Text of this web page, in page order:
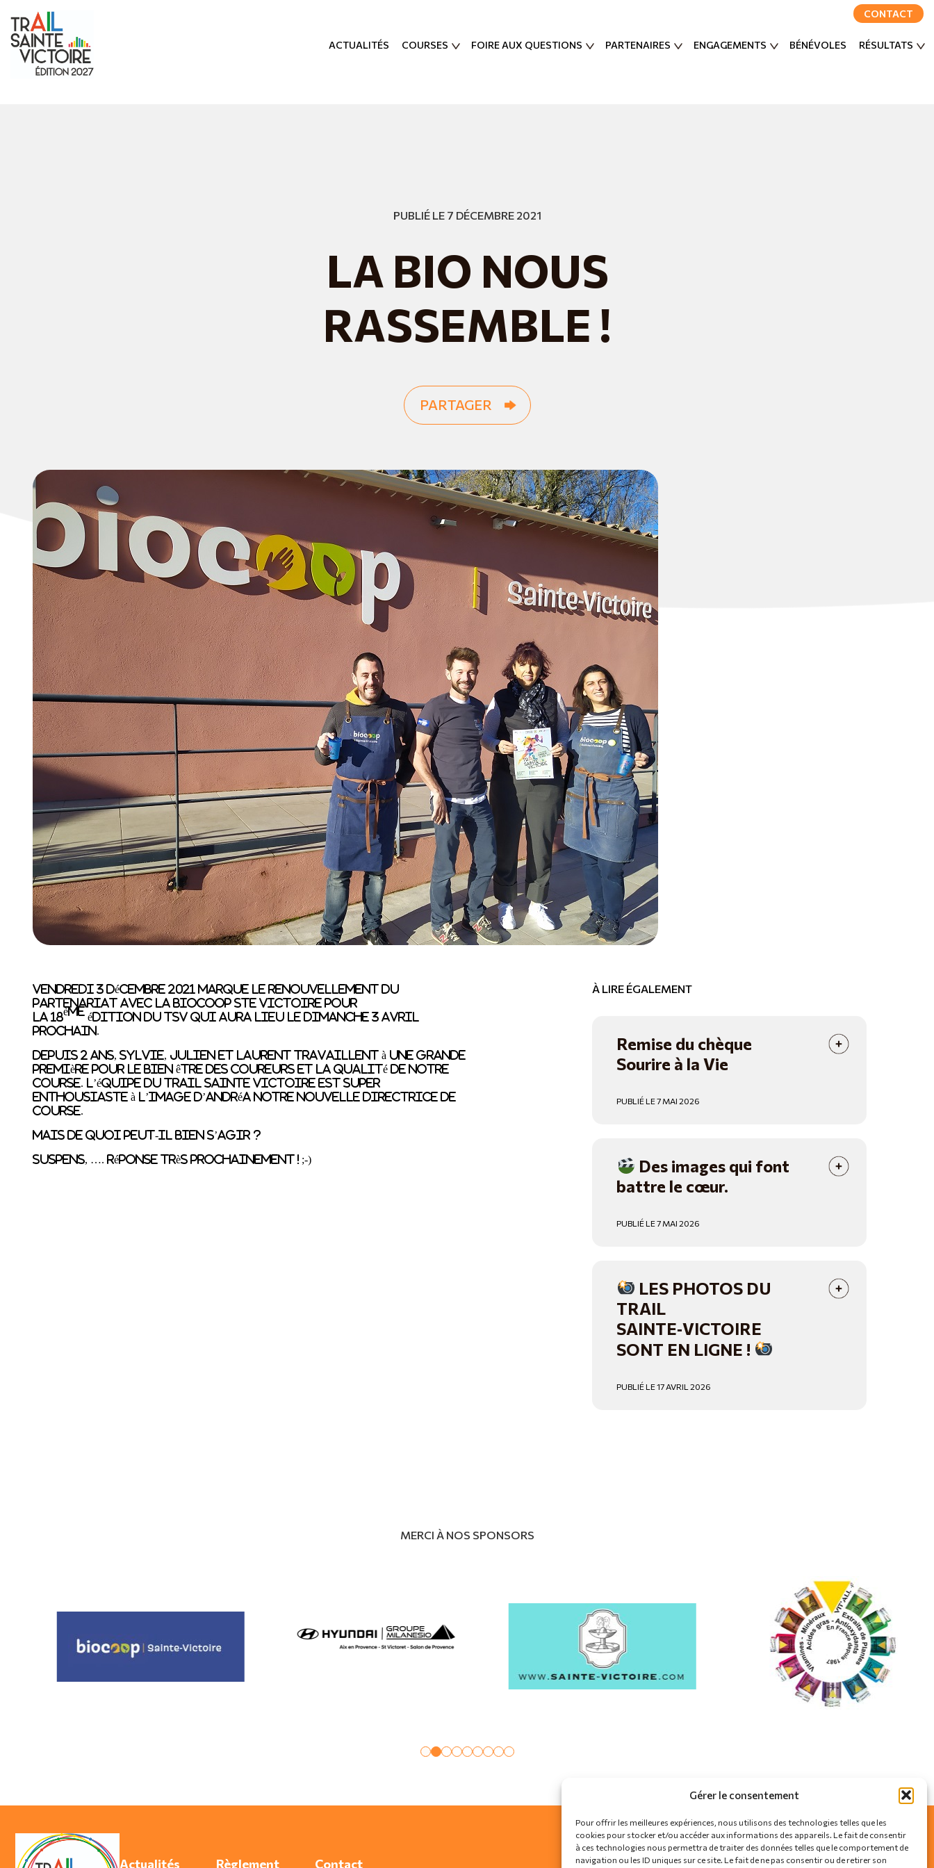
Gérer le consentement
Pour offrir les meilleures expériences, nous utilisons des technologies telles que les
cookies pour stocker et/ou accéder aux informations des appareils. Le fait de consentir
à ces technologies nous permettra de traiter des données telles que le comportement de
navigation ou les ID uniques sur ce site. Le fait de ne pas consentir ou de retirer son
ACTUALITÉS COURSES FOIRE AUX QUESTIONS PARTENAIRES ENGAGEMENTS BÉNÉVOLES RÉSULTATS
CONTACT
PUBLIÉ LE 7 DÉCEMBRE 2021
LA BIO NOUS
RASSEMBLE !
PARTAGER
Vendredi 3 décembre 2021 marque le renouvellement du
partenariat avec la Biocoop Ste Victoire pour
la 18ème édition du TSV qui aura lieu le dimanche 3 avril
prochain.
Depuis 2 ans, Sylvie, Julien et Laurent travaillent à une grande
première pour le bien être des coureurs et la qualité de notre
course. L’équipe du Trail Sainte Victoire est super
enthousiaste à l’image d’Andréa notre nouvelle Directrice de
course.
Mais de quoi peut-il bien s’agir ?
Suspens, …. Réponse très prochainement ! ;-)
À LIRE ÉGALEMENT
Remise du chèque
Sourire à la Vie
PUBLIÉ LE 7 MAI 2026
Des images qui font
battre le cœur.
PUBLIÉ LE 7 MAI 2026
LES PHOTOS DU
TRAIL
SAINTE‑VICTOIRE
SONT EN LIGNE !
PUBLIÉ LE 17 AVRIL 2026
MERCI À NOS SPONSORS
Actualités Règlement Contact
SUIVEZ-NOUS SUR